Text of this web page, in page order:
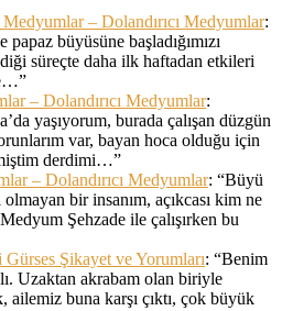
– Dolandırıcı Medyumlar:
büyüsüne başladığımızı
süreçte daha ilk haftadan etkileri
”
– Dolandırıcı Medyumlar:
yaşıyorum, burada çalışan düzgün
var, bayan hoca olduğu için
derdimi…”
– Dolandırıcı Medyumlar: “Büyü
bir insanım, açıkcası kim ne
Şehzade ile çalışırken bu
Şikayet ve Yorumları: “Benim
Uzaktan akrabam olan biriyle
ailemiz buna karşı çıktı, çok büyük